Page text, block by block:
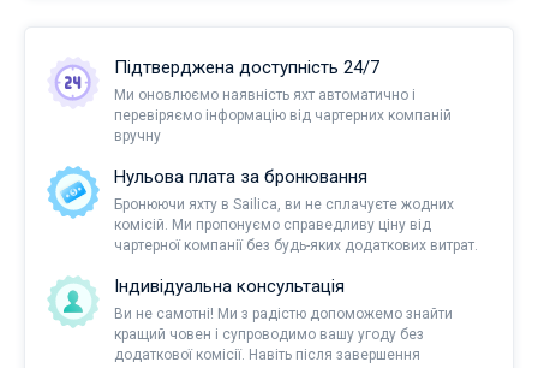
Підтверджена доступність 24/7
Ми оновлюємо наявність яхт автоматично і
перевіряємо інформацію від чартерних компаній
вручну
Нульова плата за бронювання
Бронюючи яхту в Sailica, ви не сплачуєте жодних
комісій. Ми пропонуємо справедливу ціну від
чартерної компанії без будь-яких додаткових витрат.
Індивідуальна консультація
Ви не самотні! Ми з радістю допоможемо знайти
кращий човен і супроводимо вашу угоду без
додаткової комісії. Навіть після завершення